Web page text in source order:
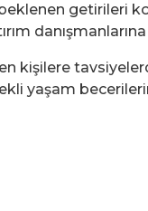
beklenen getirileri
kişilere
yaşam